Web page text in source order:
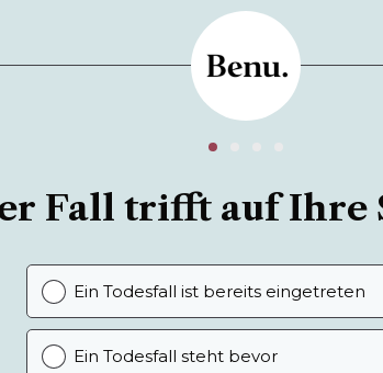
Fall trifft auf Ihre
Ein Todesfall ist bereits eingetreten
Ein Todesfall steht bevor